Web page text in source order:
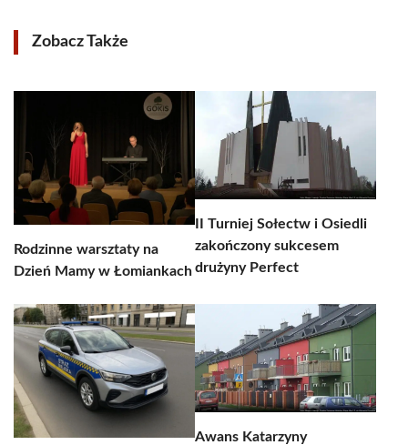
Zobacz Także
Rodzinne warsztaty na
Dzień Mamy w Łomiankach
II Turniej Sołectw i Osiedli
zakończony sukcesem
drużyny Perfect
Awans Katarzyny